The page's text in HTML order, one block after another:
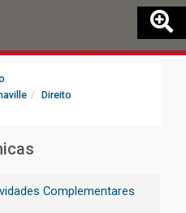
Direito
Complementares